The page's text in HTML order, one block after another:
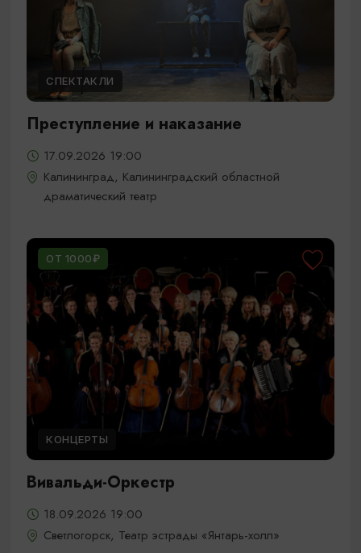
СПЕКТАКЛИ
Преступление и наказание
17.09.2026 19:00
Калининград, Калининградский областной
драматический театр
ОТ 1000₽
КОНЦЕРТЫ
Вивальди-Оркестр
18.09.2026 19:00
Светлогорск, Театр эстрады «Янтарь-холл»